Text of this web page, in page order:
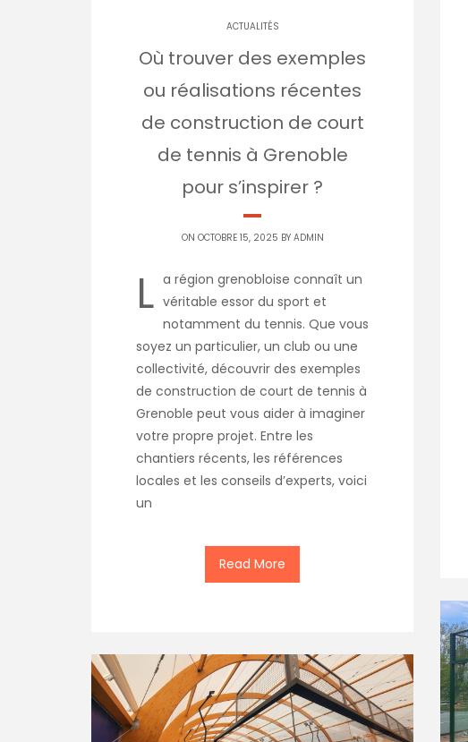
ACTUALITÉS
Où trouver des exemples
ou réalisations récentes
de construction de court
de tennis à Grenoble
pour s’inspirer ?
ON OCTOBRE 15, 2025 BY ADMIN
L a région grenobloise connaît un
véritable essor du sport et
notamment du tennis. Que vous
soyez un particulier, un club ou une
collectivité, découvrir des exemples
de construction de court de tennis à
Grenoble peut vous aider à imaginer
votre propre projet. Entre les
chantiers récents, les références
locales et les conseils d’experts, voici
un
Read More